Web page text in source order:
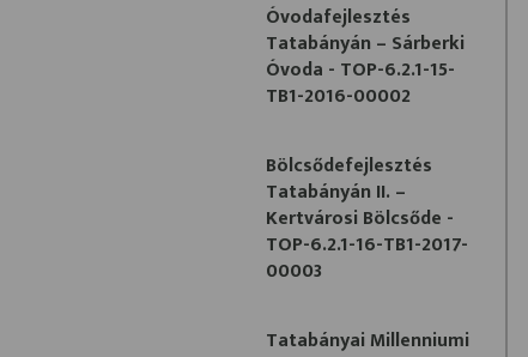
Óvodafejlesztés
Tatabányán – Sárberki
Óvoda - TOP-6.2.1-15-
TB1-2016-00002
Bölcsődefejlesztés
Tatabányán II. –
Kertvárosi Bölcsőde -
TOP-6.2.1-16-TB1-2017-
00003
Tatabányai Millenniumi